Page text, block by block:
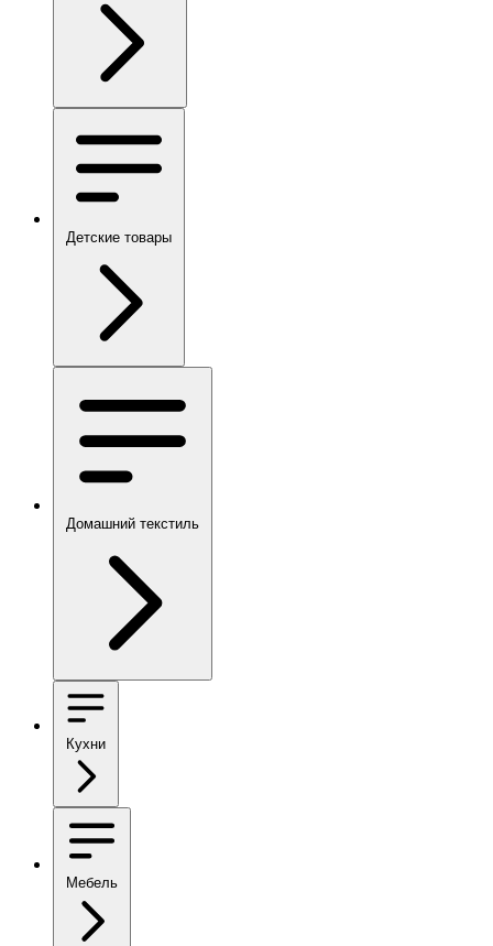
Детские товары
Домашний текстиль
Кухни
Мебель